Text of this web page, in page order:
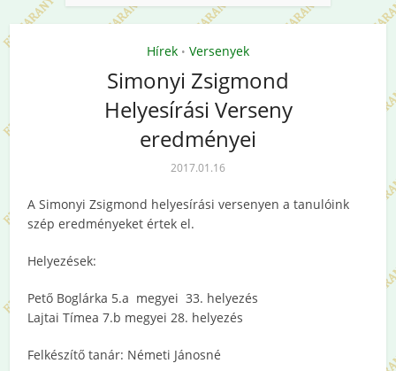
Hírek • Versenyek
Simonyi Zsigmond
Helyesírási Verseny
eredményei
2017.01.16
A Simonyi Zsigmond helyesírási versenyen a tanulóink
szép eredményeket értek el.
Helyezések:
Pető Boglárka 5.a megyei 33. helyezés
Lajtai Tímea 7.b megyei 28. helyezés
Felkészítő tanár: Németi Jánosné